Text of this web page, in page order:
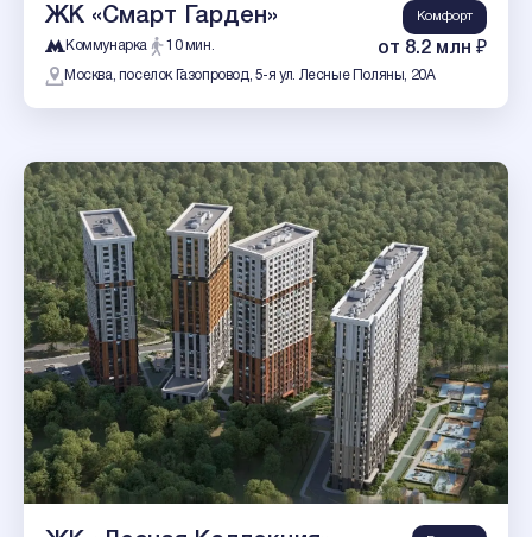
ЖК «Смарт Гарден» Комфорт
Коммунарка 10 мин. от 8.2 млн ₽
Москва, поселок Газопровод, 5-я ул. Лесные Поляны, 20А